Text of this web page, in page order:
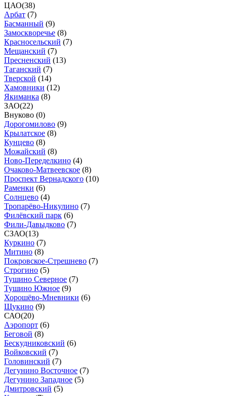
ЦАО(38)
Арбат (7)
Басманный (9)
Замоскворечье (8)
Красносельский (7)
Мещанский (7)
Пресненский (13)
Таганский (7)
Тверской (14)
Хамовники (12)
Якиманка (8)
ЗАО(22)
Внуково (0)
Дорогомилово (9)
Крылатское (8)
Кунцево (8)
Можайский (8)
Ново-Переделкино (4)
Очаково-Матвеевское (8)
Проспект Вернадского (10)
Раменки (6)
Солнцево (4)
Тропарёво-Никулино (7)
Филёвский парк (6)
Фили-Давыдково (7)
СЗАО(13)
Куркино (7)
Митино (8)
Покровское-Стрешнево (7)
Строгино (5)
Тушино Северное (7)
Тушино Южное (9)
Хорошёво-Мневники (6)
Щукино (9)
САО(20)
Аэропорт (6)
Беговой (8)
Бескудниковский (6)
Войковский (7)
Головинский (7)
Дегунино Восточное (7)
Дегунино Западное (5)
Дмитровский (5)